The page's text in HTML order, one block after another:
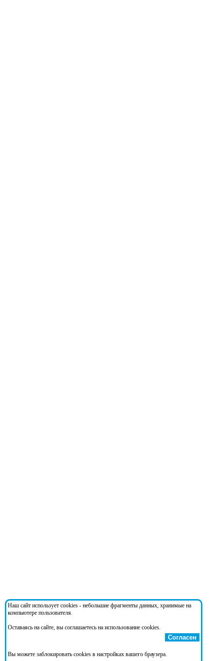
Наш сайт использует cookies - небольшие фрагменты данных, хранимые на
компьютере пользователя.
Оставаясь на сайте, вы соглашаетесь на использование cookies.
Согласен
Вы можете заблокировать cookies в настройках вашего браузера.